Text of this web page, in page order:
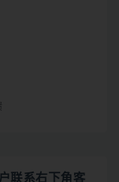
联系右下角客